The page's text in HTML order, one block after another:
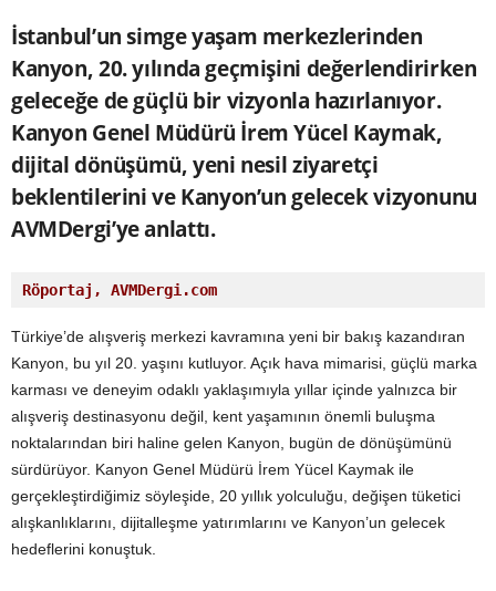
İstanbul’un simge yaşam merkezlerinden
Kanyon, 20. yılında geçmişini değerlendirirken
geleceğe de güçlü bir vizyonla hazırlanıyor.
Kanyon Genel Müdürü İrem Yücel Kaymak,
dijital dönüşümü, yeni nesil ziyaretçi
beklentilerini ve Kanyon’un gelecek vizyonunu
AVMDergi’ye anlattı.
Röportaj, AVMDergi.com
Türkiye’de alışveriş merkezi kavramına yeni bir bakış kazandıran
Kanyon, bu yıl 20. yaşını kutluyor. Açık hava mimarisi, güçlü marka
karması ve deneyim odaklı yaklaşımıyla yıllar içinde yalnızca bir
alışveriş destinasyonu değil, kent yaşamının önemli buluşma
noktalarından biri haline gelen Kanyon, bugün de dönüşümünü
sürdürüyor. Kanyon Genel Müdürü İrem Yücel Kaymak ile
gerçekleştirdiğimiz söyleşide, 20 yıllık yolculuğu, değişen tüketici
alışkanlıklarını, dijitalleşme yatırımlarını ve Kanyon’un gelecek
hedeflerini konuştuk.